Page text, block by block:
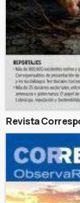
Revista